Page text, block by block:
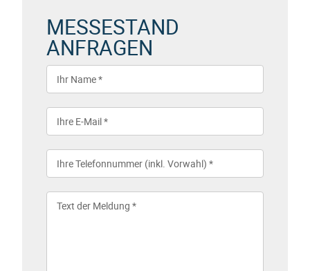
MESSESTAND
ANFRAGEN